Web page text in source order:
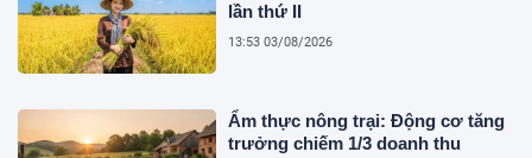
lần thứ II
13:53 03/08/2026
Ẩm thực nông trại: Động cơ tăng
trưởng chiếm 1/3 doanh thu